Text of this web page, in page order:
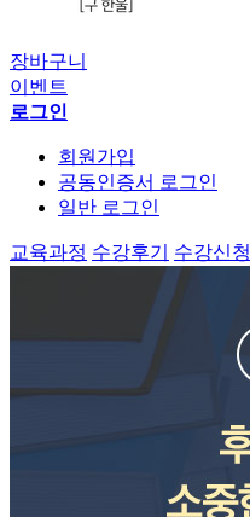
장바구니
이벤트
로그인
회원가입
공동인증서 로그인
일반 로그인
교육과정 수강후기 수강신청